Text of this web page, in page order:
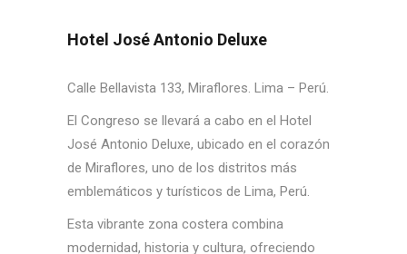
Hotel José Antonio Deluxe
Calle Bellavista 133, Miraflores. Lima – Perú.
El Congreso se llevará a cabo en el Hotel
José Antonio Deluxe, ubicado en el corazón
de Miraflores, uno de los distritos más
emblemáticos y turísticos de Lima, Perú.
Esta vibrante zona costera combina
modernidad, historia y cultura, ofreciendo